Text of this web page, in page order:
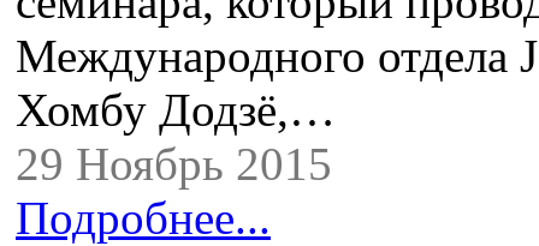
Международного отдела
Хомбу Додзё,…
29 Ноябрь 2015
Подробнее...